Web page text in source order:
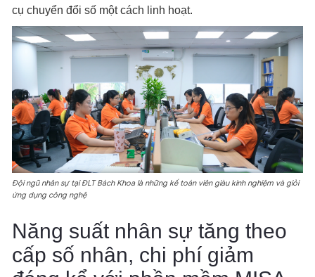
cụ chuyển đổi số một cách linh hoạt.
Đội ngũ nhân sự tại ĐLT Bách Khoa là những kế toán viên giàu kinh nghiệm và giỏi
ứng dụng công nghệ
Năng suất nhân sự tăng theo
cấp số nhân, chi phí giảm